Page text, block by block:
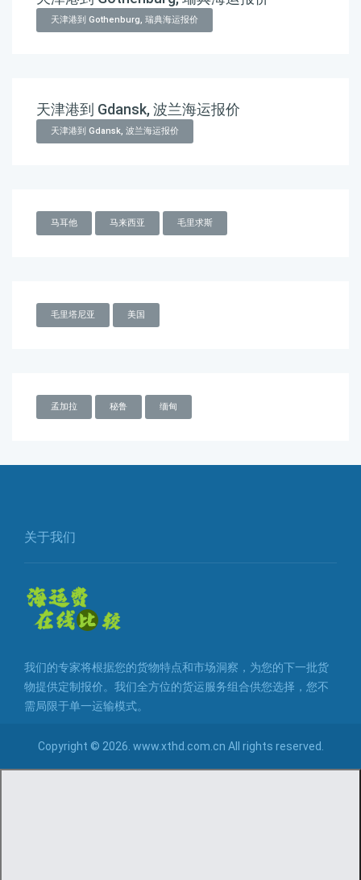
天津港到 Gothenburg, 瑞典海运报价
天津港到 Gdansk, 波兰海运报价
天津港到 Gdansk, 波兰海运报价
马耳他 马来西亚 毛里求斯
毛里塔尼亚 美国
孟加拉 秘鲁 缅甸
关于我们
我们的专家将根据您的货物特点和市场洞察，为您的下一批货
物提供定制报价。我们全方位的货运服务组合供您选择，您不
需局限于单一运输模式。
Copyright © 2026. www.xthd.com.cn All rights reserved.